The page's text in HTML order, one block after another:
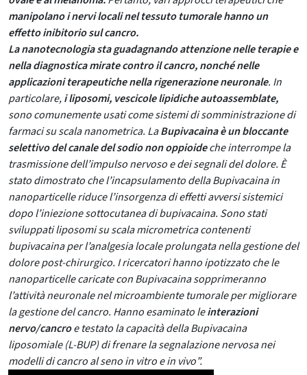
manipolano i nervi locali nel tessuto tumorale hanno un
effetto inibitorio sul cancro.
La nanotecnologia sta guadagnando attenzione nelle terapie e
nella diagnostica mirate contro il cancro, nonché nelle
applicazioni terapeutiche nella rigenerazione neuronale. In
particolare,i liposomi, vescicole lipidiche autoassemblate,
sono comunemente usati come sistemi di somministrazione di
farmaci su scala nanometrica. LaBupivacaina è un bloccante
selettivo del canale del sodio non oppioideche interrompe la
trasmissione dell’impulso nervoso e dei segnali del dolore. È
stato dimostrato che l’incapsulamento della Bupivacaina in
nanoparticelle riduce l’insorgenza di effetti avversi sistemici
dopo l’iniezione sottocutanea di bupivacaina. Sono stati
sviluppati liposomi su scala micrometrica contenenti
bupivacaina per l’analgesia locale prolungata nella gestione del
dolore post-chirurgico. I ricercatori hanno ipotizzato che le
nanoparticelle caricate con Bupivacaina sopprimeranno
l’attività neuronale nel microambiente tumorale per migliorare
la gestione del cancro. Hanno esaminato leinterazioni
nervo/cancroe testato la capacità della Bupivacaina
liposomiale (L-BUP) di frenare la segnalazione nervosa nei
modelli di cancro al seno in vitro e in vivo”.